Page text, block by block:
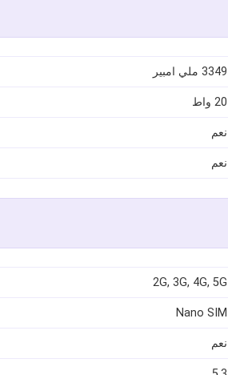
3349 ملي امبير
20 واط
نعم
نعم
2G, 3G, 4G, 5G
Nano SIM
نعم